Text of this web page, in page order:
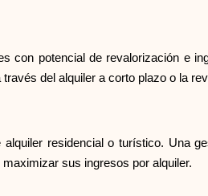
Blog
con potencial de revalorización e
del alquiler a corto plazo o la
residencial o turístico. Una
sus ingresos por alquiler.